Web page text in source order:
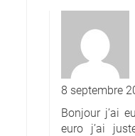
8 septembre
Bonjour j’ai
euro j’ai